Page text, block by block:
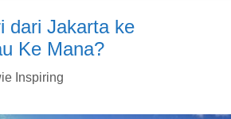
dari Jakarta ke
Ke Mana?
Inspiring